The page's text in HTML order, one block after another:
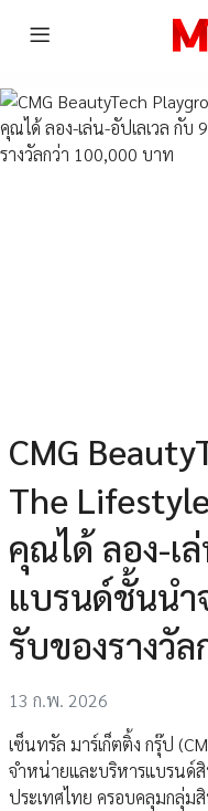
CMG
The
คุณได้ ลอง-เ
แบรนด์ชั้นนำ
รับของรางวั
13 ก.พ. 2026
เซ็นทรัล มาร์เก็ตติ้ง กรุ๊ป
จำหน่ายและบริหารแบรนด์
ประเทศไทย ครอบคลุมกลุ่ม